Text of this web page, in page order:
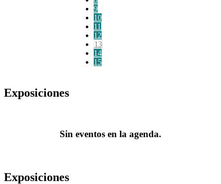
9
10
11
12
13
14
15
Exposiciones
Sin eventos en la agenda.
Exposiciones